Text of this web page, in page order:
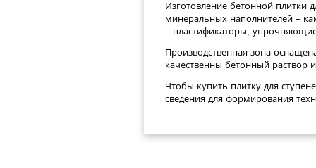
Изготовление бетонной плитки
минеральных наполнителей –
– пластификаторы,
Производственная зона
качественны бетонный раствор
Чтобы купить плитку для
сведения для формирования